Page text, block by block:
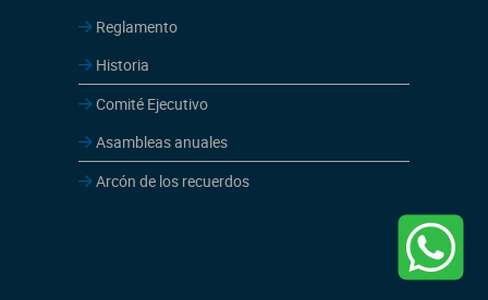
Reglamento
Historia
Comité Ejecutivo
Asambleas anuales
Arcón de los recuerdos